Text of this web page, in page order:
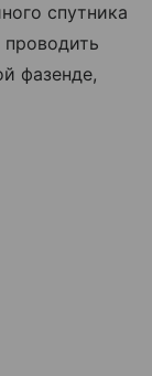
спутника
фазенде,